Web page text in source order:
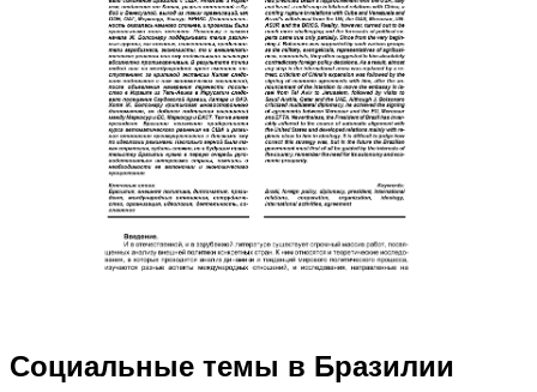
Социальные темы в Бразилии